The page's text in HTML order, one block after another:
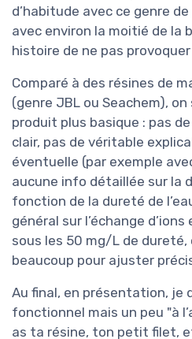
d’habitude avec ce genre
avec environ la moitié de la
histoire de ne pas
Comparé à des résines de
(genre JBL ou Seachem), on
produit plus basique : pas
clair, pas de véritable
éventuelle (par exemple
aucune info détaillée sur la
fonction de la dureté de
général sur l’échange
sous les 50 mg/L de dureté,
beaucoup pour ajuster
Au final, en présentation, je
fonctionnel mais un peu "à
as ta résine, ton petit filet,